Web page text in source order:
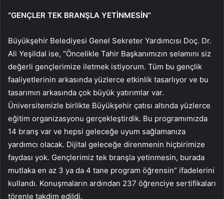
“GENÇLER TEK BRANŞLA YETİNMESİN”
Büyükşehir Belediyesi Genel Sekreter Yardımcısı Doç. Dr.
Ali Yeşildal ise, “Öncelikle Tahir Başkanımızın selamını siz
değerli gençlerimize iletmek istiyorum. Tüm bu gençlik
faaliyetlerinin arkasında yüzlerce etkinlik tasarlıyor ve bu
tasarımın arkasında çok büyük yatırımlar var.
Üniversitemizle birlikte Büyükşehir çatısı altında yüzlerce
eğitim organizasyonu gerçekleştirdik. Bu programımızda
14 branş var ve hepsi geleceğe uyum sağlamanıza
yardımcı olacak. Dijital geleceğe direnmenin hiçbirimize
faydası yok. Gençlerimiz tek branşla yetinmesin, burada
mutlaka en az 3 ya da 4 tane program öğrensin” ifadelerini
kullandı. Konuşmaların ardından 237 öğrenciye sertifikaları
törenle takdim edildi.